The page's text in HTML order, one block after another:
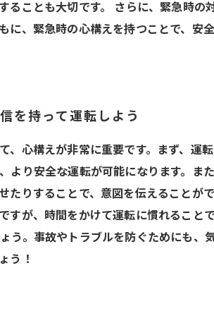
ることも大切です。 さらに、緊急時
に、緊急時の心構えを持つことで、
を持って運転しよう
心構えが非常に重要です。まず、運
より安全な運転が可能になります。
たりすることで、意図を伝えることが
すが、時間をかけて運転に慣れること
う。事故やトラブルを防ぐためにも、
う！